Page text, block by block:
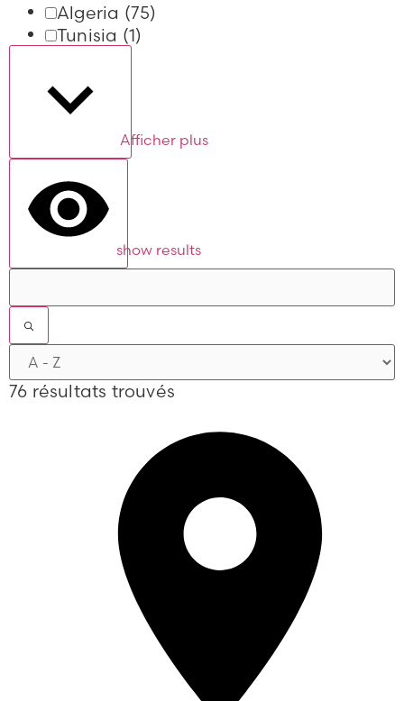
Algeria (75)
Tunisia (1)
Afficher plus
show results
76 résultats trouvés